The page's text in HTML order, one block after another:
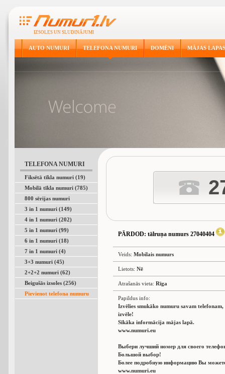
IZSOLES UN SLUDINĀJUMI
AUTO NUMURI TELEFONA NUMURI DOMĒNI MĀJAS LAPAS
TELEFONA NUMURI
Fiksētā tīkla numuri (19)
Mobilā tīkla numuri (785)
800 sērijas numuri
3 in 1 numuri (149)
4 in 1 numuri (202)
5 in 1 numuri (99)
6 in 1 numuri (18)
7 in 1 numuri (4)
3+3 numuri (45)
2+2+2 numuri (62)
Beigušās izsoles (256)
Pievienot telefona numuru
PĀRDOD: tālruņa numurs 27040404
Veids: Mobilais numurs
Lietots: Nē
Atrašanās vieta: Rīga
Papildus info:
Izvēlies smukāko numuru savam
izvēle!
Sīkāka informācija mājas lapā.
www.numuri.eu
Выбери лучший номер для своего
Большой выбор!
Более подробную информацию Вы
www.numuri.eu